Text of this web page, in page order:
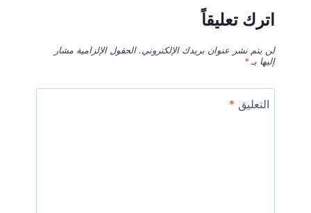
اترك تعليقاً
لن يتم نشر عنوان بريدك الإلكتروني. الحقول الإلزامية مشار
إليها بـ*
التعليق *